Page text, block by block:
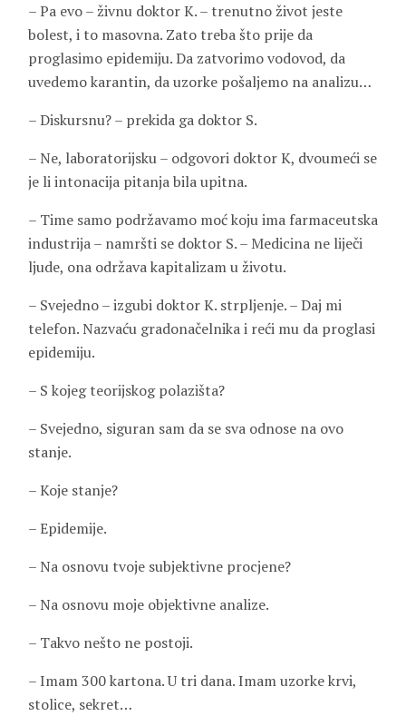
– Pa evo – živnu doktor K. – trenutno život jeste
bolest, i to masovna. Zato treba što prije da
proglasimo epidemiju. Da zatvorimo vodovod, da
uvedemo karantin, da uzorke pošaljemo na analizu…
– Diskursnu? – prekida ga doktor S.
– Ne, laboratorijsku – odgovori doktor K, dvoumeći se
je li intonacija pitanja bila upitna.
– Time samo podržavamo moć koju ima farmaceutska
industrija – namršti se doktor S. – Medicina ne liječi
ljude, ona održava kapitalizam u životu.
– Svejedno – izgubi doktor K. strpljenje. – Daj mi
telefon. Nazvaću gradonačelnika i reći mu da proglasi
epidemiju.
– S kojeg teorijskog polazišta?
– Svejedno, siguran sam da se sva odnose na ovo
stanje.
– Koje stanje?
– Epidemije.
– Na osnovu tvoje subjektivne procjene?
– Na osnovu moje objektivne analize.
– Takvo nešto ne postoji.
– Imam 300 kartona. U tri dana. Imam uzorke krvi,
stolice, sekret…